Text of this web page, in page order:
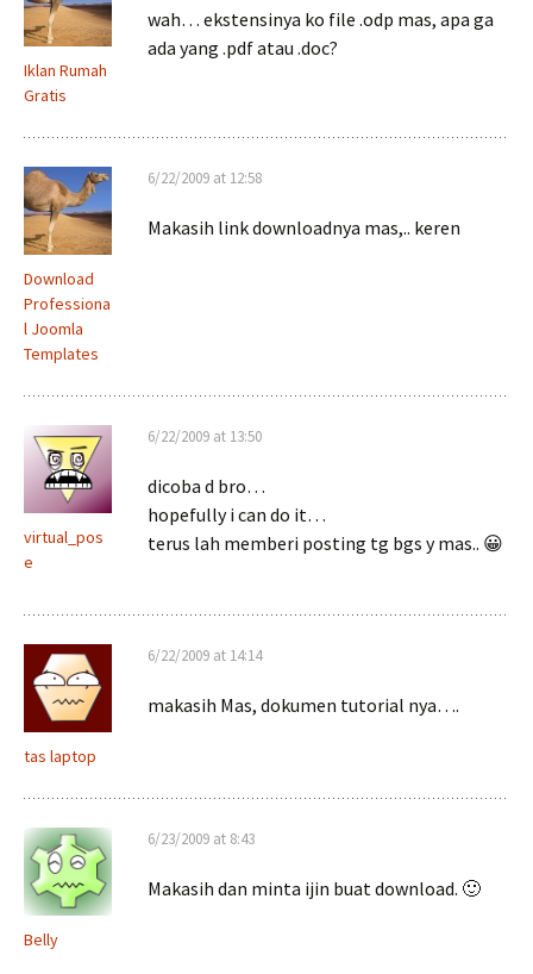
Iklan Rumah
Gratis
wah… ekstensinya ko file .odp mas, apa ga
ada yang .pdf atau .doc?
Download
Professiona
l Joomla
Templates
6/22/2009 at 12:58
Makasih link downloadnya mas,.. keren
virtual_pos
e
6/22/2009 at 13:50
dicoba d bro…
hopefully i can do it…
terus lah memberi posting tg bgs y mas.. 😀
tas laptop
6/22/2009 at 14:14
makasih Mas, dokumen tutorial nya….
Belly
6/23/2009 at 8:43
Makasih dan minta ijin buat download. 🙂